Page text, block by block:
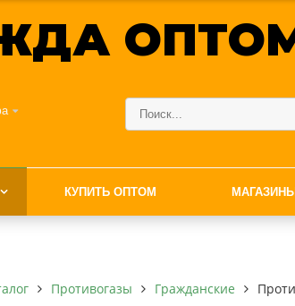
КУПИТЬ ОПТОМ МАГАЗИНЫ
Противогазы Гражданские